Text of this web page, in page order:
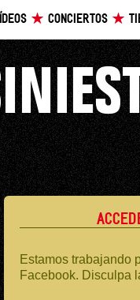
CONCIERTOS
Estamos trabajando
Facebook. Disculpa